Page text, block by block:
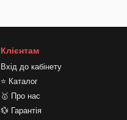
Клієнтам
Вхід до кабінету
⭐ Каталог
🥇 Про нас
💱 Гарантія